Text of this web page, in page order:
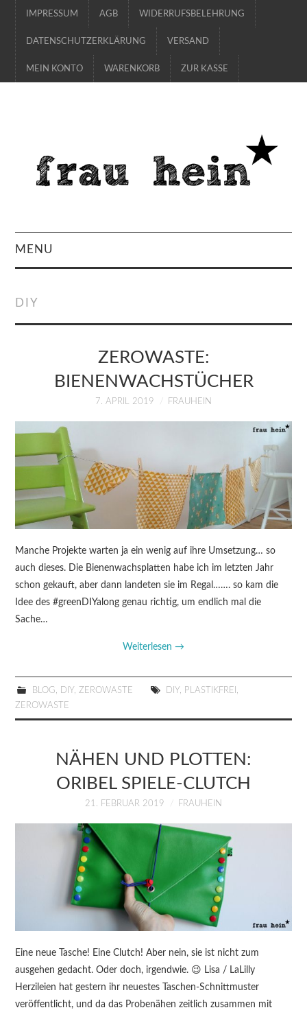
IMPRESSUM AGB WIDERRUFSBELEHRUNG
DATENSCHUTZERKLÄRUNG VERSAND
MEIN KONTO WARENKORB ZUR KASSE
MENU
ÜBER MICH
BLOG
DIY
ZEROWASTE:
BIENENWACHSTÜCHER
7. APRIL 2019 FRAUHEIN
Manche Projekte warten ja ein wenig auf ihre Umsetzung… so
auch dieses. Die Bienenwachsplatten habe ich im letzten Jahr
schon gekauft, aber dann landeten sie im Regal……. so kam die
Idee des #greenDIYalong genau richtig, um endlich mal die
Sache…
Weiterlesen →
BLOG DIY, ZEROWASTE DIY, PLASTIKFREI
ZEROWASTE
NÄHEN UND PLOTTEN:
ORIBEL SPIELE-CLUTCH
21. FEBRUAR 2019 FRAUHEIN
Eine neue Tasche! Eine Clutch! Aber nein, sie ist nicht zum
ausgehen gedacht. Oder doch, irgendwie. 😉 Lisa / LaLilly
Herzileien hat gestern ihr neuestes Taschen-Schnittmuster
veröffentlicht, und da das Probenähen zeitlich zusammen mit